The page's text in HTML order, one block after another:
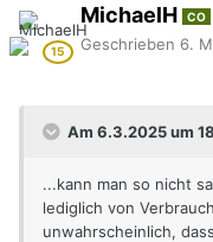
MichaelH CO
Geschrieben 6.
Am 6.3.2025 um
...kann man so nicht
lediglich von
unwahrscheinlich,